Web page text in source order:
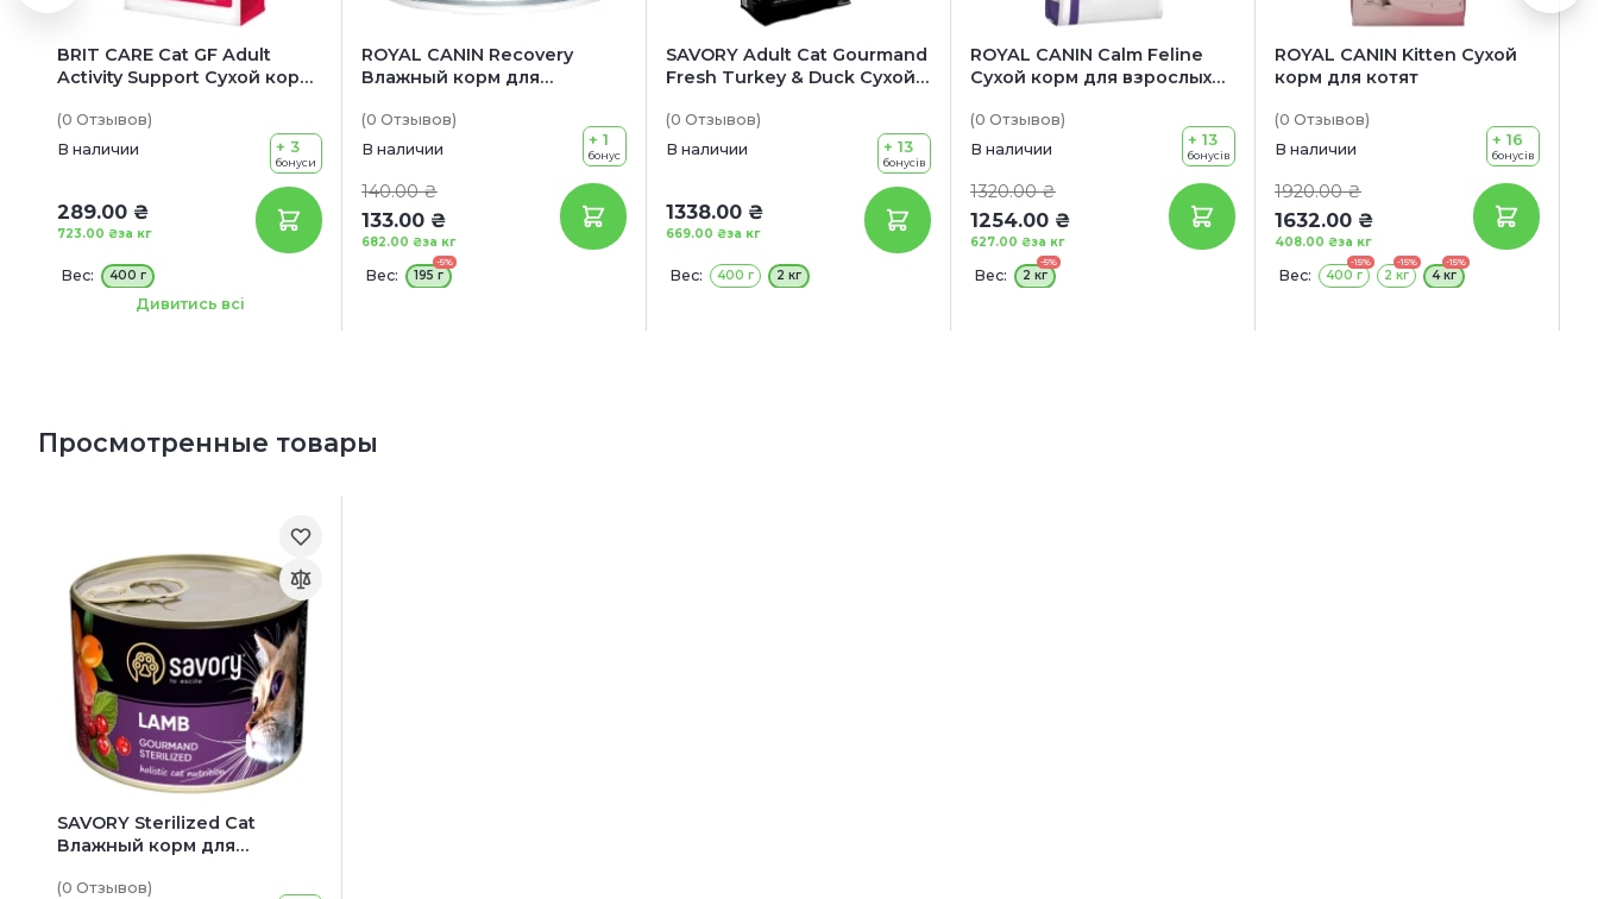
BRIT CARE Cat GF Adult
Activity Support Сухой корм
поддержания активности
(с индейкой и курицей)
(0 Отзывов)
В наличии
289.00 ₴
за кг
723.00 ₴
+ 3
бонуси
Вес: 400 г
Сроки годности: 07/09/2026
Дивитись всі
ROYAL CANIN Recovery
Влажный корм для
период восстановления
после болезни
(0 Отзывов)
В наличии
140.00 ₴
133.00 ₴
за кг
682.00 ₴
+ 1
бонус
Вес:
-5%
195 г
SAVORY Adult Cat Gourmand
Fresh Turkey & Duck Сухой
котов (с индейкой и уткой)
(0 Отзывов)
В наличии
1338.00 ₴
за кг
669.00 ₴
+ 13
бонусів
Вес: 400 г 2 кг
ROYAL CANIN Calm Feline
Сухой корм для взрослых
(0 Отзывов)
В наличии
1320.00 ₴
1254.00 ₴
за кг
627.00 ₴
+ 13
бонусів
Вес:
-5%
2 кг
ROYAL CANIN Kitten Сухой
корм для котят
(0 Отзывов)
В наличии
1920.00 ₴
1632.00 ₴
за кг
408.00 ₴
+ 16
бонусів
Вес:
-15%
400 г
-15%
2 кг
-15%
4 кг
Просмотренные товары
SAVORY Sterilized Cat
Влажный корм для
кошек всех пород (с
(0 Отзывов)